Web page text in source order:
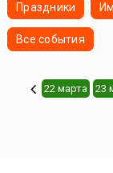
Праздники
Все события
22 марта 23